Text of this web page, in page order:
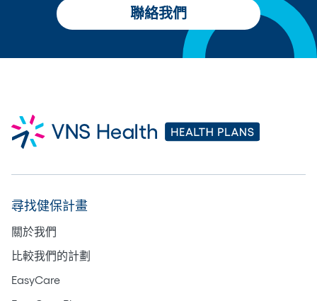
聯絡我們
尋找健保計畫
關於我們
比較我們的計劃
EasyCare